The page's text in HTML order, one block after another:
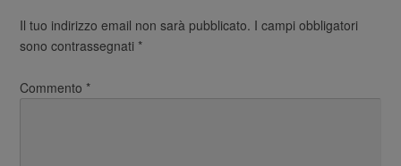
Il tuo indirizzo email non sarà pubblicato. I campi obbligatori
sono contrassegnati*
Commento*